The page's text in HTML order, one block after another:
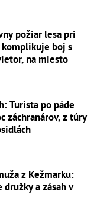
požiar lesa pri
boj s
miesto
Turista po páde
záchranárov, z túry
z Kežmarku:
a zásah v